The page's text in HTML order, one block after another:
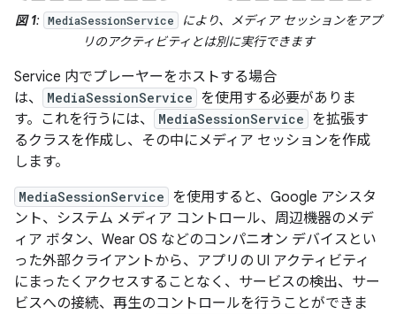
図 1: MediaSessionService
により、メディア セッションをアプ
リのアクティビティとは別に実行できます
Service 内でプレーヤーをホストする場合
は、
MediaSessionService を使用する必要がありま
す。これを行うには、
MediaSessionService を拡張す
るクラスを作成し、その中にメディア セッションを作成
します。
MediaSessionService を使用すると、Google アシスタ
ント、システム メディア コントロール、周辺機器のメデ
ィア ボタン、Wear OS などのコンパニオン デバイスとい
った外部クライアントから、アプリの UI アクティビティ
にまったくアクセスすることなく、サービスの検出、サー
ビスへの接続、再生のコントロールを行うことができま